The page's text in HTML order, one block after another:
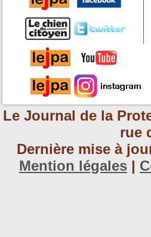
Le Journal de la
rue
Dernière mise à
Mention légales |